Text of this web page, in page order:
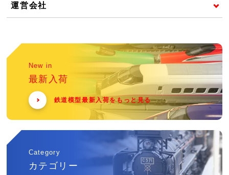
運営会社
New in
最新入荷
鉄道模型最新入荷をもっと見る
Category
カテゴリー